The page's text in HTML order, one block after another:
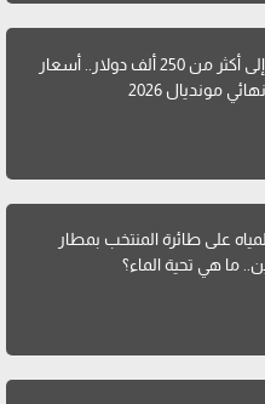
تصل إلى أكثر من 250 ألف دولار.. أسعار
مونديال 2026
على طائرة المنتخب بمطار
ما هي تحية الماء؟